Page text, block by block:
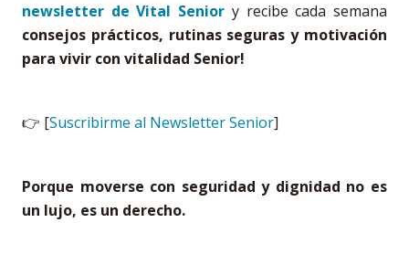
newsletter de Vital Senior y recibe cada semana
consejos prácticos, rutinas seguras y motivación
para vivir con vitalidad Senior!
👉 [Suscribirme al Newsletter Senior]
Porque moverse con seguridad y dignidad no es
un lujo, es un derecho.